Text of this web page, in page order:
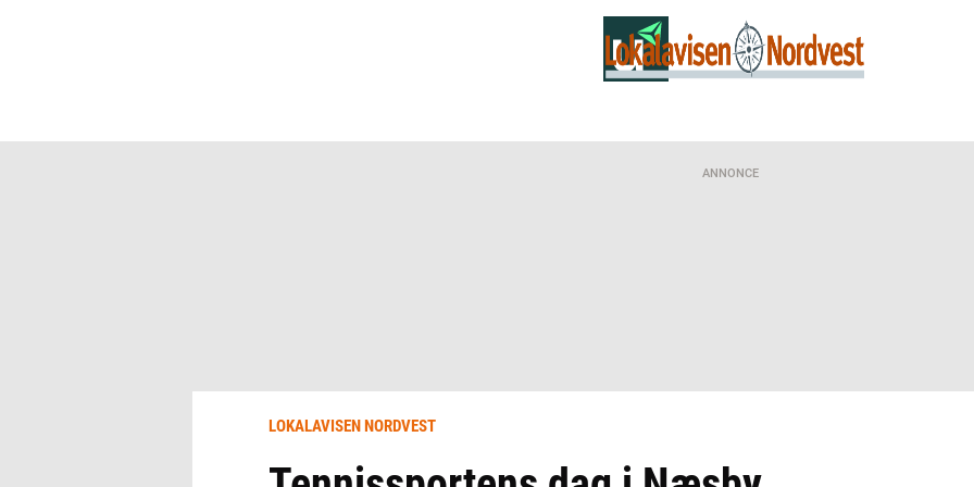
ANNONCE
LOKALAVISEN NORDVEST